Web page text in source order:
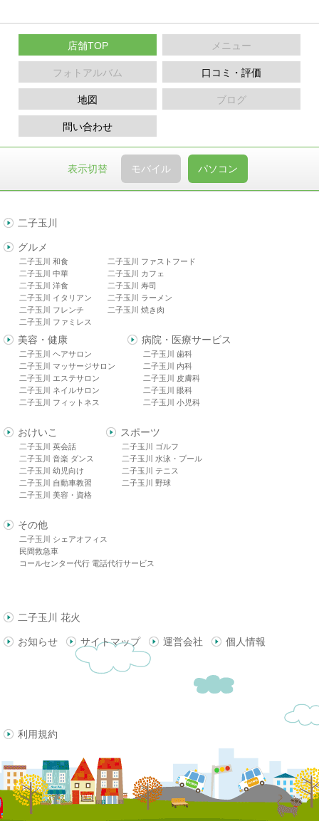
店舗TOP メニュー
フォトアルバム 口コミ・評価
地図 ブログ
問い合わせ
表示切替 モバイル パソコン
二子玉川
グルメ
二子玉川 和食
二子玉川 中華
二子玉川 洋食
二子玉川 イタリアン
二子玉川 フレンチ
二子玉川 ファミレス
二子玉川 ファストフード
二子玉川 カフェ
二子玉川 寿司
二子玉川 ラーメン
二子玉川 焼き肉
美容・健康
二子玉川 ヘアサロン
二子玉川 マッサージサロン
二子玉川 エステサロン
二子玉川 ネイルサロン
二子玉川 フィットネス
病院・医療サービス
二子玉川 歯科
二子玉川 内科
二子玉川 皮膚科
二子玉川 眼科
二子玉川 小児科
おけいこ
二子玉川 英会話
二子玉川 音楽 ダンス
二子玉川 幼児向け
二子玉川 自動車教習
二子玉川 美容・資格
スポーツ
二子玉川 ゴルフ
二子玉川 水泳・プール
二子玉川 テニス
二子玉川 野球
その他
二子玉川 シェアオフィス
民間救急車
コールセンター代行 電話代行サービス
二子玉川 花火
お知らせ サイトマップ 運営会社 個人情報
利用規約